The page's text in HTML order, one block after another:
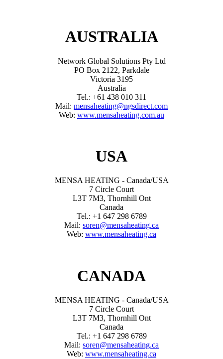
AUSTRALIA
Network Global Solutions Pty Ltd
PO Box 2122, Parkdale
Victoria 3195
Australia
Tel.: +61 438 010 311
Mail: mensaheating@ngsdirect.com
Web: www.mensaheating.com.au
USA
MENSA HEATING - Canada/USA
7 Circle Court
L3T 7M3, Thornhill Ont
Canada
Tel.: +1 647 298 6789
Mail: soren@mensaheating.ca
Web: www.mensaheating.ca
CANADA
MENSA HEATING - Canada/USA
7 Circle Court
L3T 7M3, Thornhill Ont
Canada
Tel.: +1 647 298 6789
Mail: soren@mensaheating.ca
Web: www.mensaheating.ca